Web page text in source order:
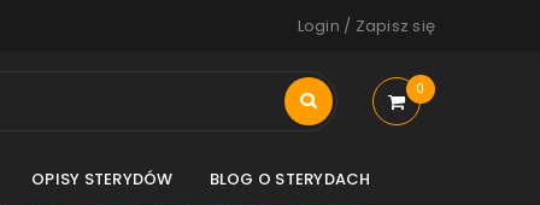
Login / Zapisz się
0
OPISY STERYDÓW BLOG O STERYDACH